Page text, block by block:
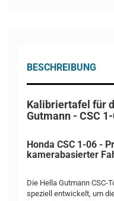
BESCHREIBUNG
Kalibriertafel für
Gutmann - CSC
Honda CSC 1-06 -
kamerabasierter
Die Hella Gutmann CSC-
speziell entwickelt, um